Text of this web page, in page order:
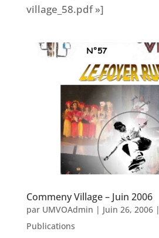
village_58.pdf »]
Commeny Village – Juin 2006
par UMVOAdmin | Juin 26, 2006|
Publications